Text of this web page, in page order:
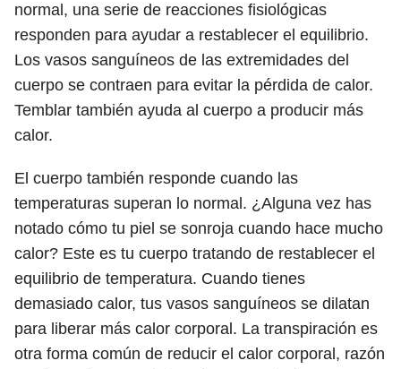
normal, una serie de reacciones fisiológicas
responden para ayudar a restablecer el equilibrio.
Los vasos sanguíneos de las extremidades del
cuerpo se contraen para evitar la pérdida de calor.
Temblar también ayuda al cuerpo a producir más
calor.
El cuerpo también responde cuando las
temperaturas superan lo normal. ¿Alguna vez has
notado cómo tu piel se sonroja cuando hace mucho
calor? Este es tu cuerpo tratando de restablecer el
equilibrio de temperatura. Cuando tienes
demasiado calor, tus vasos sanguíneos se dilatan
para liberar más calor corporal. La transpiración es
otra forma común de reducir el calor corporal, razón